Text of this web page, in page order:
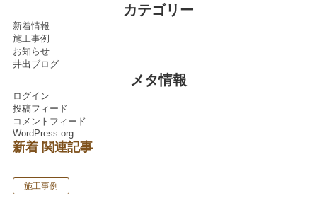
カテゴリー
新着情報
施工事例
お知らせ
井出ブログ
メタ情報
ログイン
投稿フィード
コメントフィード
WordPress.org
新着 関連記事
施工事例